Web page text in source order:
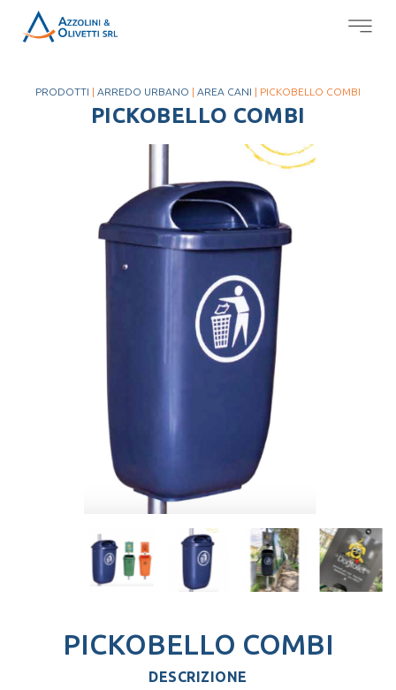
PRODOTTI | ARREDO URBANO | AREA CANI | PICKOBELLO COMBI
PICKOBELLO COMBI
PICKOBELLO COMBI
DESCRIZIONE